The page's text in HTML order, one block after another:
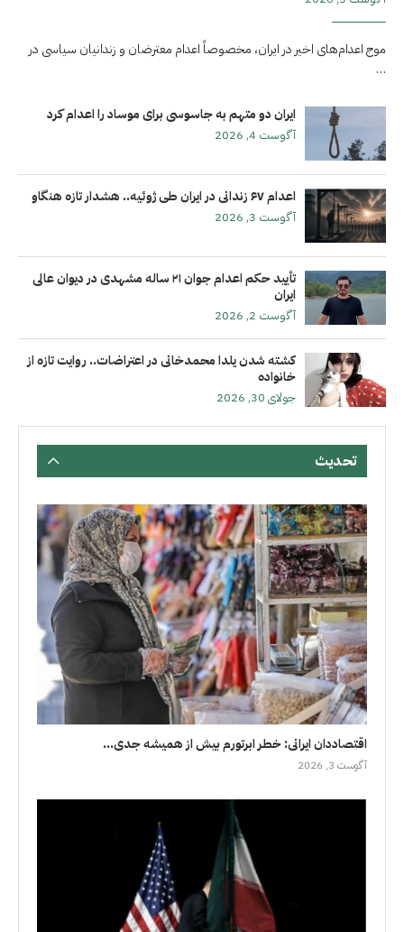
موج اعدام‌های اخیر در ایران، مخصوصاً اعدام معترضان و زندانیان سیاسی در
…
ایران دو متهم به جاسوسی برای موساد را اعدام کرد
آگوست 4, 2026
اعدام ۶۷ زندانی در ایران طی ژوئیه.. هشدار تازه هنگاو
آگوست 3, 2026
تأیید حکم اعدام جوان ۲۱ ساله مشهدی در دیوان عالی
ایران
آگوست 2, 2026
کشته شدن یلدا محمدخانی در اعتراضات.. روایت تازه از
خانواده
جولای 30, 2026
تحديث
اقتصاددان ایرانی: خطر ابرتورم بیش از همیشه جدی...
آگوست 3, 2026